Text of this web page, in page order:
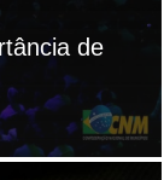
de